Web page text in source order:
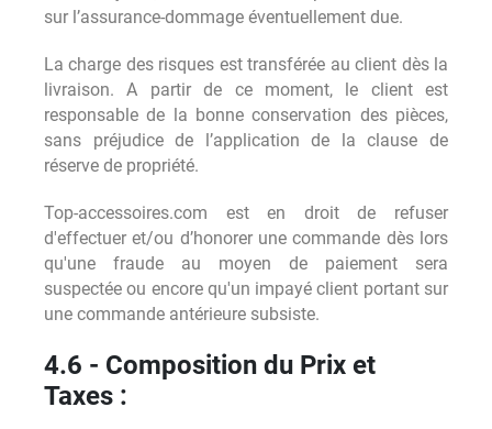
sur l’assurance-dommage éventuellement due.
La charge des risques est transférée au client dès la
livraison. A partir de ce moment, le client est
responsable de la bonne conservation des pièces,
sans préjudice de l’application de la clause de
réserve de propriété.
Top-accessoires.com est en droit de refuser
d'effectuer et/ou d’honorer une commande dès lors
qu'une fraude au moyen de paiement sera
suspectée ou encore qu'un impayé client portant sur
une commande antérieure subsiste.
4.6 - Composition du Prix et
Taxes :